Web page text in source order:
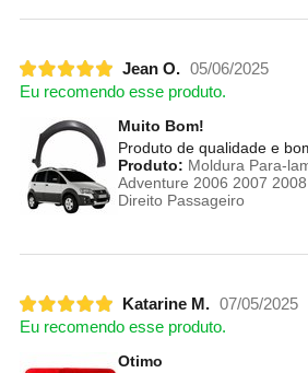
Jean O. 05/06/2025
Eu recomendo esse produto.
Muito Bom!
Produto de qualidade e
Produto: Moldura Para-
Adventure 2006 2007
Direito Passageiro
Katarine M. 07/05/2025
Eu recomendo esse produto.
Otimo